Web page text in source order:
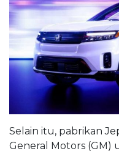
Selain itu, pabrikan
General Motors (GM)